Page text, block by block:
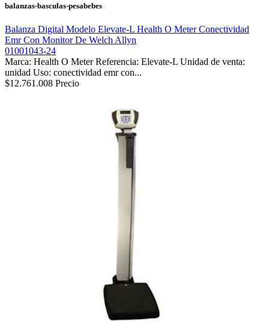
balanzas-basculas-pesabebes
Balanza Digital Modelo Elevate-L Health O Meter Conectividad
Emr Con Monitor De Welch Allyn
01001043-24
Marca: Health O Meter Referencia: Elevate-L Unidad de venta:
unidad Uso: conectividad emr con...
$12.761.008 Precio